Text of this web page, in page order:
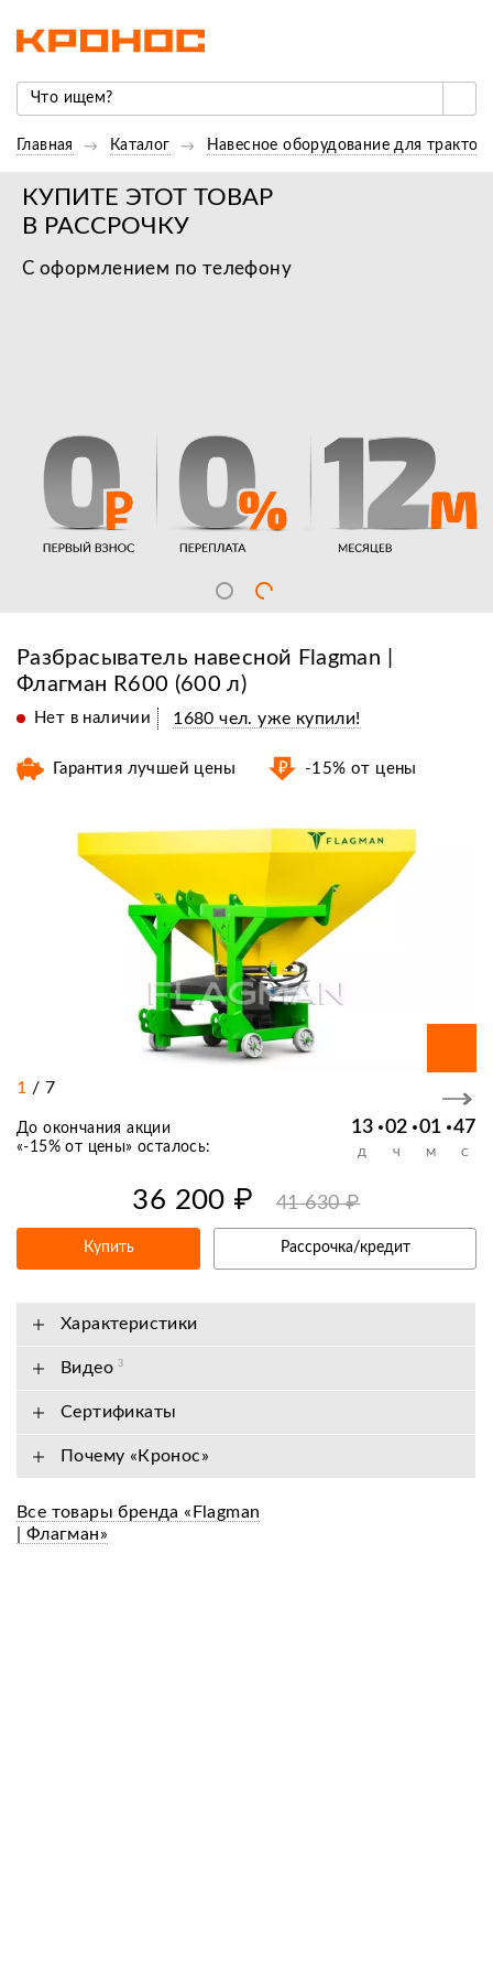
Главная Каталог Навесное оборудование для
КУПИТЕ ЭТОТ ТОВАР
В РАССРОЧКУ
С оформлением по телефону
Разбрасыватель навесной Flagman |
Флагман R600 (600 л)
Нет в наличии 1680 чел. уже купили!
Гарантия лучшей цены -15% от цены
1 / 7
До окончания акции
«-15% от цены» осталось:
13 02 01 46
Д Ч М С
36 200 ₽ 41 630 ₽
Купить Рассрочка/кредит
Характеристики
Видео3
Сертификаты
Почему «Кронос»
Все товары бренда «Flagman
| Флагман»